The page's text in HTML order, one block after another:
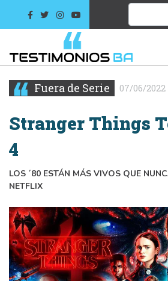
Fuera de Serie 07/06/2022
Stranger Things
4
LOS ´80 ESTÁN MÁS VIVOS QUE
NETFLIX